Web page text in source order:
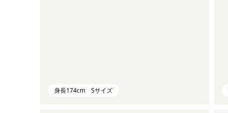
身長174cm Sサイズ